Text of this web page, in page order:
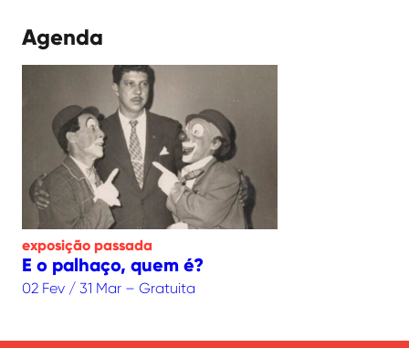
Agenda
exposição passada
E o palhaço, quem é?
02 Fev / 31 Mar – Gratuita